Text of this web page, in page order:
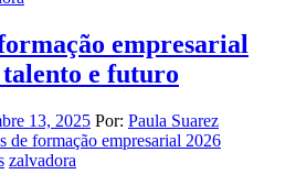
empresarial
e futuro
13, 2025 Por: Paula Suarez
de formação empresarial 2026
zalvadora